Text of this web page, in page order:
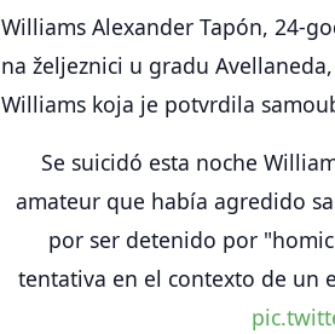
Williams Alexander Tapón, 24-
na željeznici u gradu
Williams koja je potvrdila
Se suicidó esta noche
amateur que había agredido
por ser detenido por
tentativa en el contexto de un